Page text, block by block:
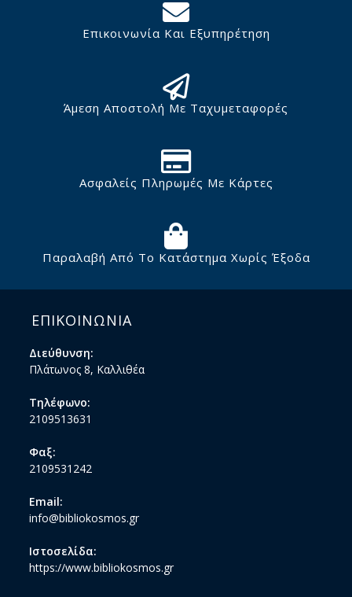
Επικοινωνία Και Εξυπηρέτηση
Άμεση Αποστολή Με Ταχυμεταφορές
Ασφαλείς Πληρωμές Με Κάρτες
Παραλαβή Από Το Κατάστημα Χωρίς Έξοδα
ΕΠΙΚΟΙΝΩΝΙΑ
Διεύθυνση:
Πλάτωνος 8, Καλλιθέα
Τηλέφωνο:
2109513631
Φαξ:
2109531242
Email:
info@bibliokosmos.gr
Ιστοσελίδα:
https://www.bibliokosmos.gr